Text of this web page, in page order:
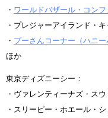
・ ワールドバザール・コン
・プレジャーアイランド・
・ プーさんコーナー（ハニー
ほか
東京ディズニーシー：
・ヴァレンティーナズ・スウ
・スリーピー・ホエール・